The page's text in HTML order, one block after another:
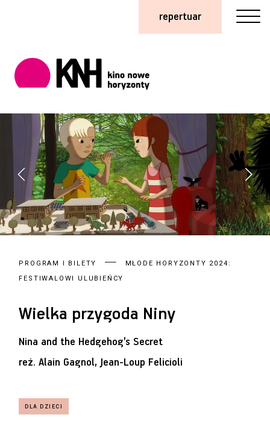
repertuar
PROGRAM I BILETY
MŁODE HORYZONTY 2024:
FESTIWALOWI ULUBIEŃCY
Wielka przygoda Niny
Nina and the Hedgehog’s Secret
reż.Alain Gagnol, Jean-Loup Felicioli